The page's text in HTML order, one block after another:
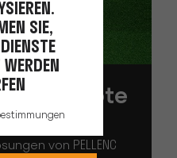
angebote
von PELLENC
SIE,